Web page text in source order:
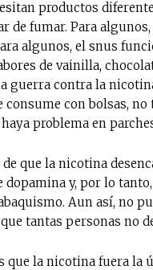
productos
de fumar. Para
algunos, el snus
de vainilla,
guerra contra la
consume con bolsas,
problema en
que la nicotina
dopamina y, por lo
Aun así, no
tantas personas no
que la nicotina fuera la